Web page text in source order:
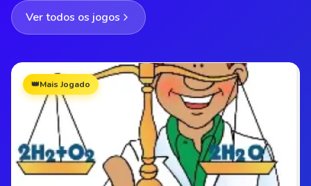
Ver todos os jogos
👑Mais Jogado